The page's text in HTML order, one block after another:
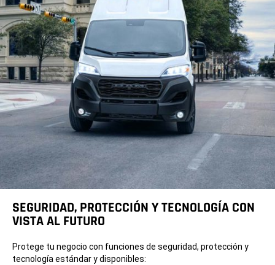
SEGURIDAD, PROTECCIÓN Y TECNOLOGÍA CON
VISTA AL FUTURO
Protege tu negocio con funciones de seguridad, protección y
tecnología estándar y disponibles: